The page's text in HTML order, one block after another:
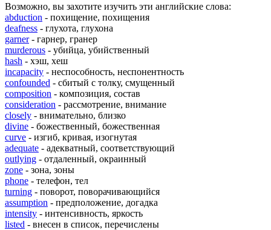
Возможно, вы захотите изучить эти английские слова:
abduction - похищение, похищения
deafness - глухота, глухона
garner- гарнер, гранер
murderous - убийца, убийственный
hash - хэш, хеш
incapacity - неспособность, неспонентность
confounded - сбитый с толку, смущенный
composition - композиция, состав
consideration - рассмотрение, внимание
closely - внимательно, близко
divine - божественный, божественная
curve - изгиб, кривая, изогнутая
adequate - адекватный, соответствующий
outlying - отдаленный, окраинный
zone - зона, зоны
phone - телефон, тел
turning - поворот, поворачивающийся
assumption - предположение, догадка
intensity - интенсивность, яркость
listed - внесен в список, перечислены